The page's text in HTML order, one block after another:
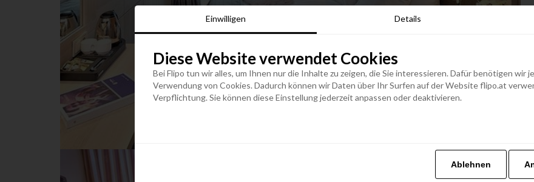
Einwilligen Details
Diese Website verwendet Cookies
Bei Flipo tun wir alles, um Ihnen nur die Inhalte zu zeigen, die Sie interessieren. Dafür benötigen wir
Verwendung von Cookies. Dadurch können wir Daten über Ihr Surfen auf der Website flipo.at
Verpflichtung. Sie können diese Einstellung jederzeit anpassen oder deaktivieren.
Ablehnen